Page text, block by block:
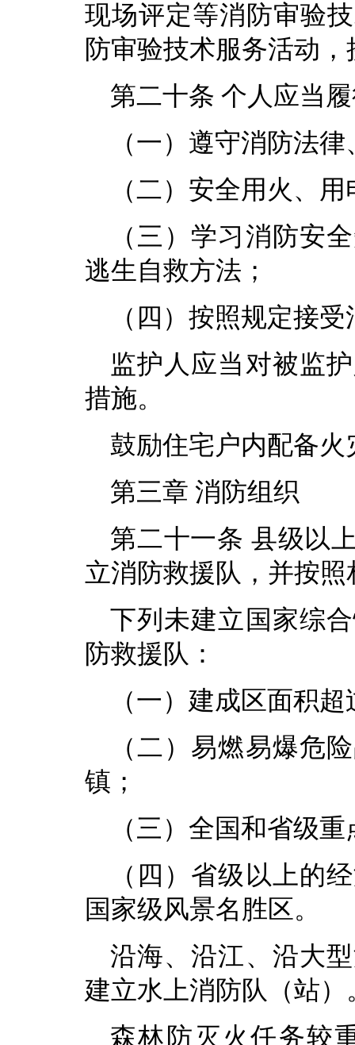
现场评定等消防审验
防审验技术服务活动
第二十条 个人应当
（一）遵守消防法
（二）安全用火、
（三）学习消防安
逃生自救方法；
（四）按照规定接
监护人应当对被监
措施。
鼓励住宅户内配备
第三章 消防组织
第二十一条 县级以
立消防救援队，并按
下列未建立国家综
防救援队：
（一）建成区面积
（二）易燃易爆危
镇；
（三）全国和省级
（四）省级以上的
国家级风景名胜区。
沿海、沿江、沿大
建立水上消防队（站）
森林防灭火任务较